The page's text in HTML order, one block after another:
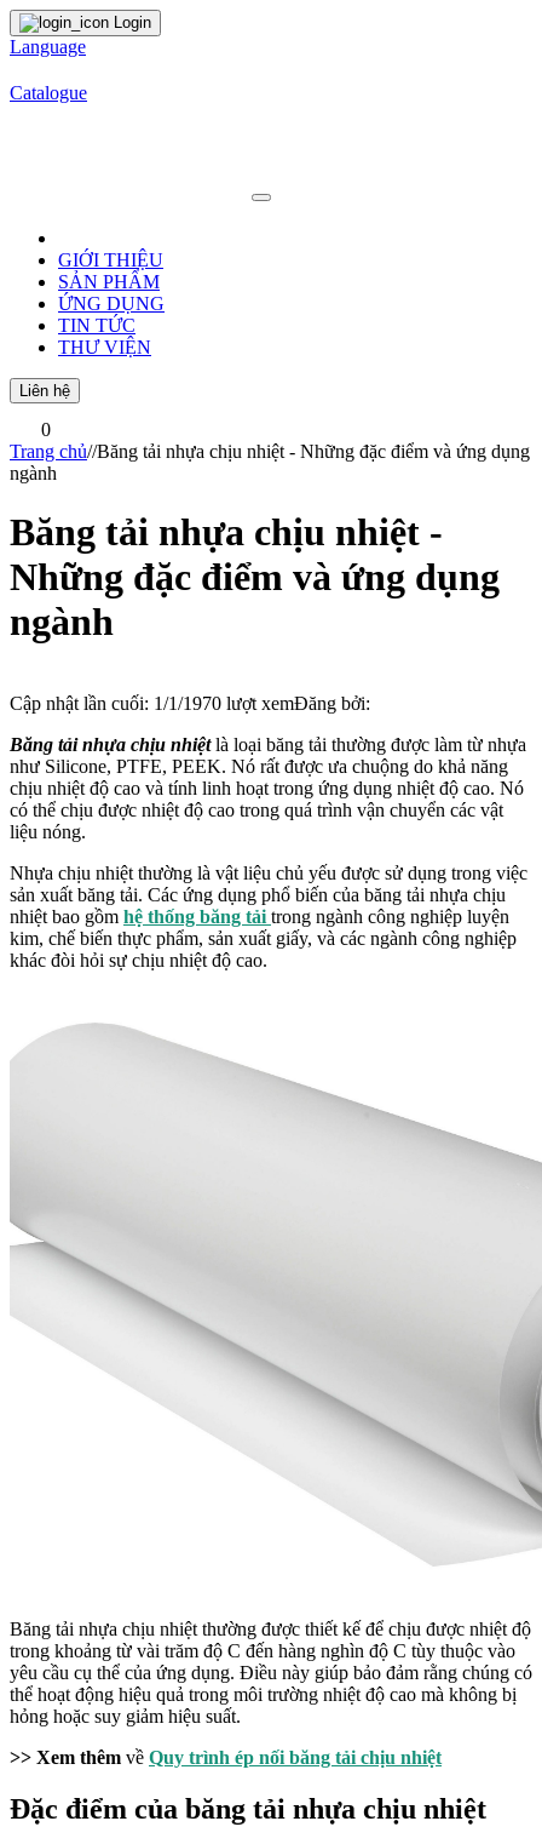
Login
Language
Catalogue
GIỚI THIỆU
SẢN PHẨM
ỨNG DỤNG
TIN TỨC
THƯ VIỆN
Liên hệ
0
Trang chủ//Băng tải nhựa chịu nhiệt - Những đặc điểm và ứng dụng
ngành
Băng tải nhựa chịu nhiệt -
Những đặc điểm và ứng dụng
ngành
Cập nhật lần cuối: 1/1/1970 lượt xemĐăng bởi:
Băng tải nhựa chịu nhiệt là loại băng tải thường được làm từ nhựa
như Silicone, PTFE, PEEK. Nó rất được ưa chuộng do khả năng
chịu nhiệt độ cao và tính linh hoạt trong ứng dụng nhiệt độ cao. Nó
có thể chịu được nhiệt độ cao trong quá trình vận chuyển các vật
liệu nóng.
Nhựa chịu nhiệt thường là vật liệu chủ yếu được sử dụng trong việc
sản xuất băng tải. Các ứng dụng phổ biến của băng tải nhựa chịu
nhiệt bao gồm hệ thống băng tải trong ngành công nghiệp luyện
kim, chế biến thực phẩm, sản xuất giấy, và các ngành công nghiệp
khác đòi hỏi sự chịu nhiệt độ cao.
Băng tải nhựa chịu nhiệt thường được thiết kế để chịu được nhiệt độ
trong khoảng từ vài trăm độ C đến hàng nghìn độ C tùy thuộc vào
yêu cầu cụ thể của ứng dụng. Điều này giúp bảo đảm rằng chúng có
thể hoạt động hiệu quả trong môi trường nhiệt độ cao mà không bị
hỏng hoặc suy giảm hiệu suất.
>> Xem thêm về Quy trình ép nối băng tải chịu nhiệt
Đặc điểm của băng tải nhựa chịu nhiệt